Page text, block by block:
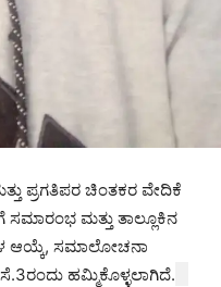
ಪ್ರಗತಿಪರ ಚಿಂತಕರ ವೇದಿಕೆ
ಮತ್ತು ತಾಲ್ಲೂಕಿನ
ಆಯ್ಕೆ, ಸಮಾಲೋಚನಾ
ಹಮ್ಮಿಕೊಳ್ಳಲಾಗಿದೆ.